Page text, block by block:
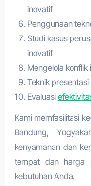
inovatif
Penggunaan
Studi kasus
inovatif
Mengelola konflik
Teknik
Evaluasi
Kami memfasilitasi
Bandung,
kenyamanan dan
tempat dan harga
kebutuhan Anda.